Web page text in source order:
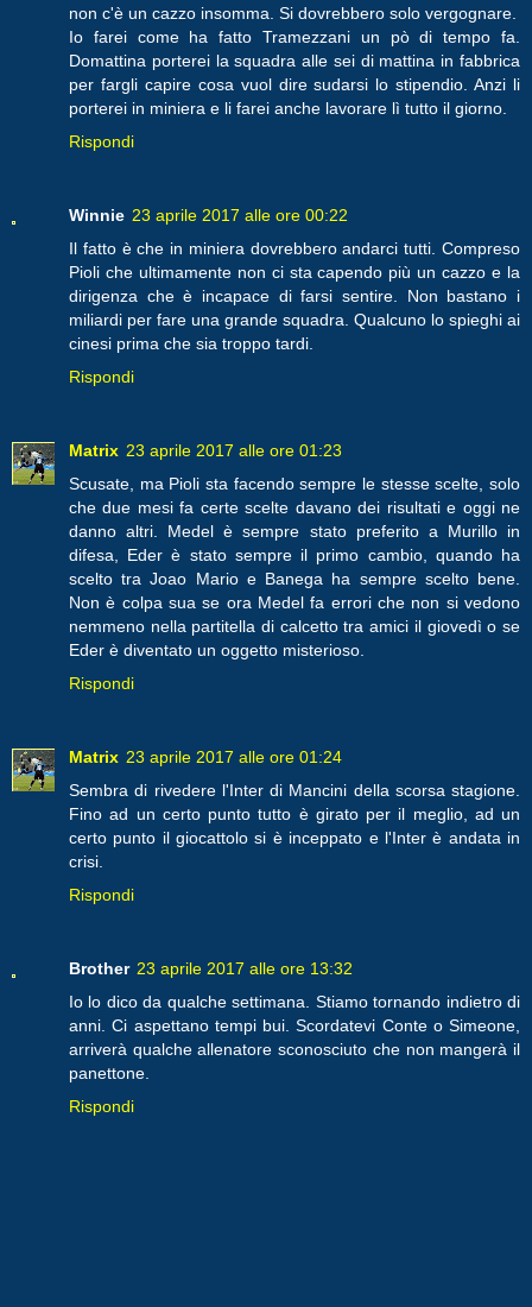
non c'è un cazzo insomma. Si dovrebbero solo vergognare.
Io farei come ha fatto Tramezzani un pò di tempo fa.
Domattina porterei la squadra alle sei di mattina in fabbrica
per fargli capire cosa vuol dire sudarsi lo stipendio. Anzi li
porterei in miniera e li farei anche lavorare lì tutto il giorno.
Rispondi
Winnie 23 aprile 2017 alle ore 00:22
Il fatto è che in miniera dovrebbero andarci tutti. Compreso
Pioli che ultimamente non ci sta capendo più un cazzo e la
dirigenza che è incapace di farsi sentire. Non bastano i
miliardi per fare una grande squadra. Qualcuno lo spieghi ai
cinesi prima che sia troppo tardi.
Rispondi
Matrix 23 aprile 2017 alle ore 01:23
Scusate, ma Pioli sta facendo sempre le stesse scelte, solo
che due mesi fa certe scelte davano dei risultati e oggi ne
danno altri. Medel è sempre stato preferito a Murillo in
difesa, Eder è stato sempre il primo cambio, quando ha
scelto tra Joao Mario e Banega ha sempre scelto bene.
Non è colpa sua se ora Medel fa errori che non si vedono
nemmeno nella partitella di calcetto tra amici il giovedì o se
Eder è diventato un oggetto misterioso.
Rispondi
Matrix 23 aprile 2017 alle ore 01:24
Sembra di rivedere l'Inter di Mancini della scorsa stagione.
Fino ad un certo punto tutto è girato per il meglio, ad un
certo punto il giocattolo si è inceppato e l'Inter è andata in
crisi.
Rispondi
Brother 23 aprile 2017 alle ore 13:32
Io lo dico da qualche settimana. Stiamo tornando indietro di
anni. Ci aspettano tempi bui. Scordatevi Conte o Simeone,
arriverà qualche allenatore sconosciuto che non mangerà il
panettone.
Rispondi